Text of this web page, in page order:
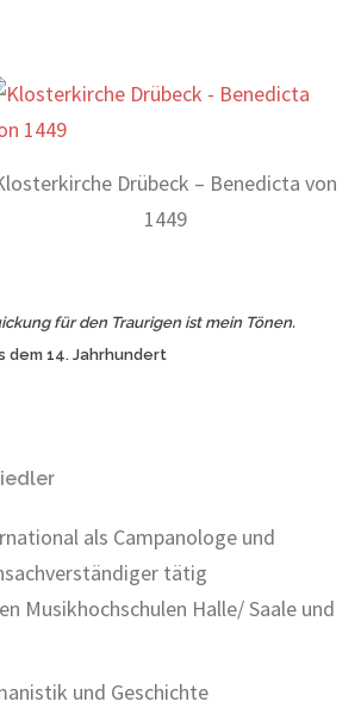
Drübeck – Benedicta von
1449
für den Traurigen ist mein Tönen.
dem 14. Jahrhundert
als Campanologe und
tätig
Musikhochschulen Halle/ Saale und
und Geschichte